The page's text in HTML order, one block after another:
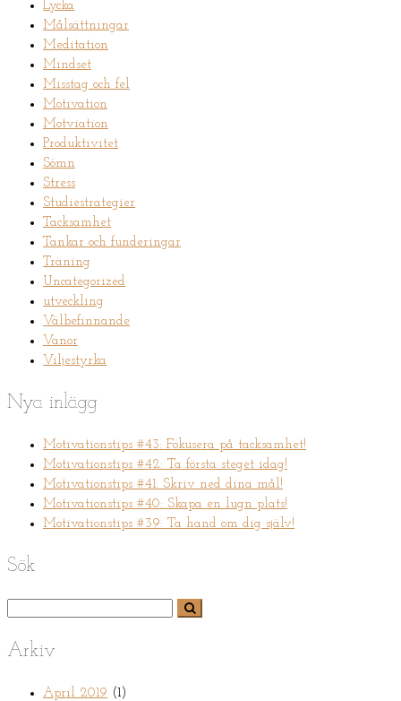
Lycka
Målsättningar
Meditation
Mindset
Misstag och fel
Motivation
Motviation
Produktivitet
Sömn
Stress
Studiestrategier
Tacksamhet
Tankar och funderingar
Träning
Uncategorized
utveckling
Välbefinnande
Vanor
Viljestyrka
Nya inlägg
Motivationstips #43: Fokusera på tacksamhet!
Motivationstips #42: Ta första steget idag!
Motivationstips #41: Skriv ned dina mål!
Motivationstips #40: Skapa en lugn plats!
Motivationstips #39: Ta hand om dig själv!
Sök
Arkiv
April 2019 (1)